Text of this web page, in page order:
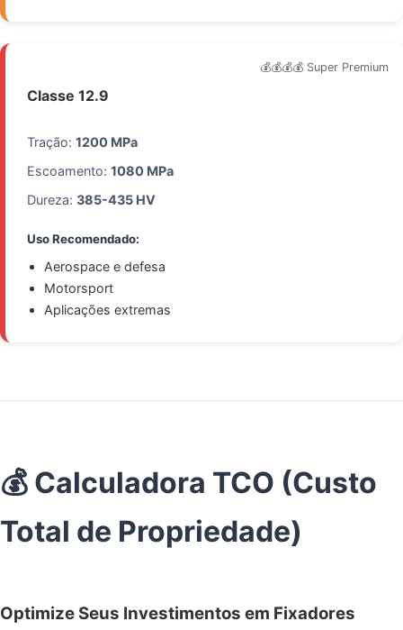
Classe 12.9
Tração: 1200 MPa
Escoamento: 1080 MPa
Dureza: 385-435 HV
Uso Recomendado:
Aerospace e defesa
Motorsport
Aplicações extremas
💰💰💰💰 Super Premium
💰 Calculadora TCO (Custo
Total de Propriedade)
Optimize Seus Investimentos em Fixadores